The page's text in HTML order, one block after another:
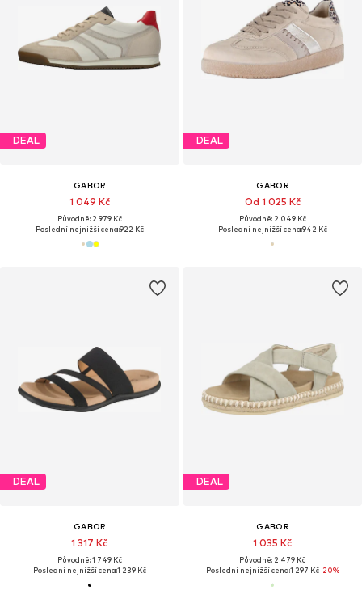
DEAL
GABOR
1 049 Kč
Původně: 2 979 Kč
Poslední nejnižší cena:922 Kč
DEAL
GABOR
Od 1 025 Kč
Původně: 2 049 Kč
Poslední nejnižší cena:942 Kč
DEAL
GABOR
1 317 Kč
Původně: 1 749 Kč
Poslední nejnižší cena:1 239 Kč
DEAL
GABOR
1 035 Kč
Původně: 2 479 Kč
Poslední nejnižší cena:1 297 Kč-20%